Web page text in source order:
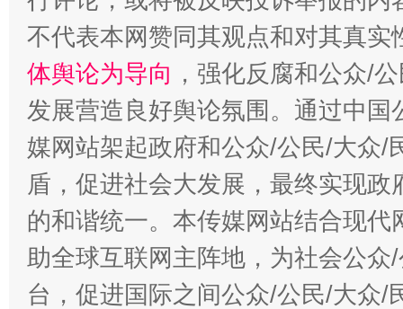
不代表本网赞同其观点和对其真实
体舆论为导向 ，强化反腐和公众/
发展营造良好舆论氛围。通过中
媒网站架起政府和公众/公民/大众/
盾，促进社会大发展，最终实现
的和谐统一。本传媒网站结合现
助全球互联网主阵地，为社会公
台，促进国际之间公众/公民/大众/